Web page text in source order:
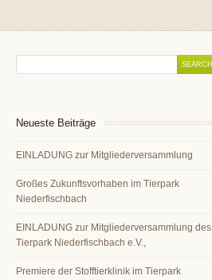
Neueste Beiträge
EINLADUNG zur Mitgliederversammlung
Großes Zukunftsvorhaben im Tierpark
Niederfischbach
EINLADUNG zur Mitgliederversammlung des
Tierpark Niederfischbach e.V.,
Premiere der Stofftierklinik im Tierpark